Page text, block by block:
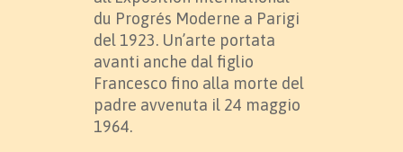
du Progrés Moderne a Parigi
del 1923. Un’arte portata
avanti anche dal figlio
Francesco fino alla morte del
padre avvenuta il 24 maggio
1964.